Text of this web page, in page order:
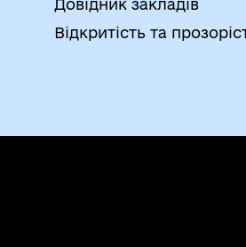
Довідник закладів
Відкритість та